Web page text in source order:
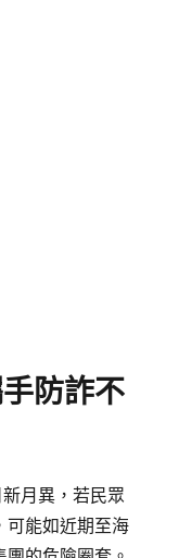
防詐不
月異，若民眾
可能如近期至海